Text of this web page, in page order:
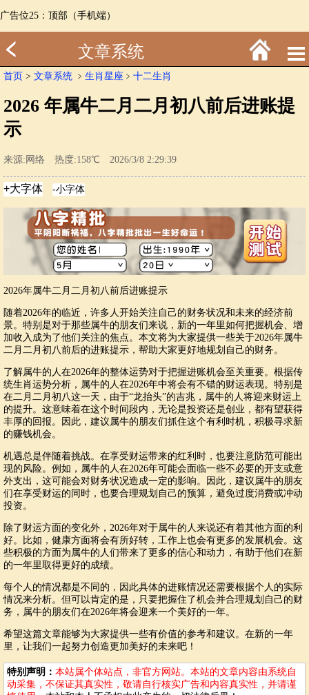
广告位25：顶部（手机端）
文章系统
首页 > 文章系统 ﹥ 生肖星座 ﹥ 十二生肖
2026 年属牛二月二月初八前后进账提
示
来源:网络 热度:158℃ 2026/3/8 2:29:39
2026年属牛二月二月初八前后进账提示
随着2026年的临近，许多人开始关注自己的财务状况和未来的经济前
景。特别是对于那些属牛的朋友们来说，新的一年里如何把握机会、增
加收入成为了他们关注的焦点。本文将为大家提供一些关于2026年属牛
二月二月初八前后的进账提示，帮助大家更好地规划自己的财务。
了解属牛的人在2026年的整体运势对于把握进账机会至关重要。根据传
统生肖运势分析，属牛的人在2026年中将会有不错的财运表现。特别是
在二月二月初八这一天，由于“龙抬头”的吉兆，属牛的人将迎来财运上
的提升。这意味着在这个时间段内，无论是投资还是创业，都有望获得
丰厚的回报。因此，建议属牛的朋友们抓住这个有利时机，积极寻求新
的赚钱机会。
机遇总是伴随着挑战。在享受财运带来的红利时，也要注意防范可能出
现的风险。例如，属牛的人在2026年可能会面临一些不必要的开支或意
外支出，这可能会对财务状况造成一定的影响。因此，建议属牛的朋友
们在享受财运的同时，也要合理规划自己的预算，避免过度消费或冲动
投资。
除了财运方面的变化外，2026年对于属牛的人来说还有着其他方面的利
好。比如，健康方面将会有所好转，工作上也会有更多的发展机会。这
些积极的方面为属牛的人们带来了更多的信心和动力，有助于他们在新
的一年里取得更好的成绩。
每个人的情况都是不同的，因此具体的进账情况还需要根据个人的实际
情况来分析。但可以肯定的是，只要把握住了机会并合理规划自己的财
务，属牛的朋友们在2026年将会迎来一个美好的一年。
希望这篇文章能够为大家提供一些有价值的参考和建议。在新的一年
里，让我们一起努力创造更加美好的未来吧！
特别声明： 本站属个体站点，非官方网站。本站的文章内容由系统自
动采集，不保证其真实性，敬请自行核实广告和内容真实性，并请谨